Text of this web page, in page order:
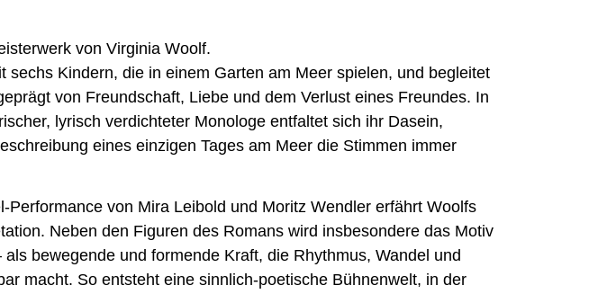
von Virginia Woolf.
sechs Kindern, die in einem Garten am Meer spielen, und begleitet
von Freundschaft, Liebe und dem Verlust eines Freundes. In
lyrisch verdichteter Monologe entfaltet sich ihr Dasein,
eines einzigen Tages am Meer die Stimmen immer
Performance von Mira Leibold und Moritz Wendler erfährt Woolfs
Neben den Figuren des Romans wird insbesondere das Motiv
bewegende und formende Kraft, die Rhythmus, Wandel und
macht. So entsteht eine sinnlich-poetische Bühnenwelt, in der